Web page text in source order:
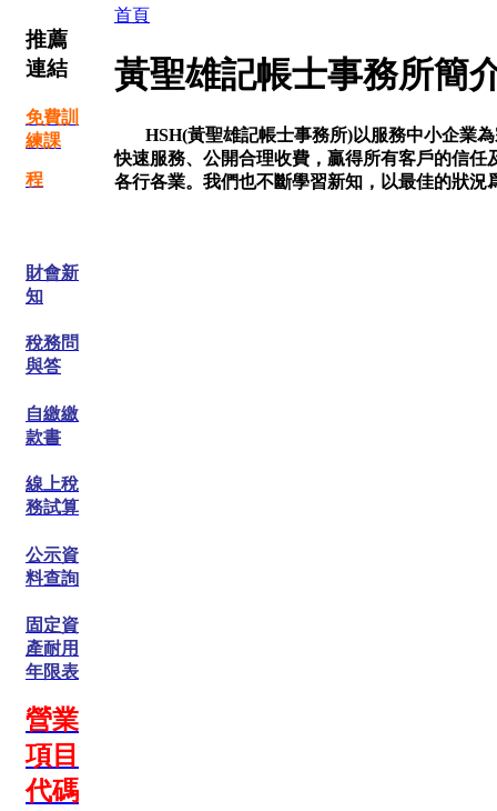
推薦
連結
免費訓
練課
程
財會新
知
稅務問
與答
自繳繳
款書
線上稅
務試算
公示資
料查詢
固定資
產耐用
年限表
營業
項目
代碼
首頁
黃聖雄記帳士事務所簡
HSH(黃聖雄記帳士事務所)以服務中小企業
快速服務、公開合理收費，贏得所有客戶的信
各行各業。我們也不斷學習新知，以最佳的狀